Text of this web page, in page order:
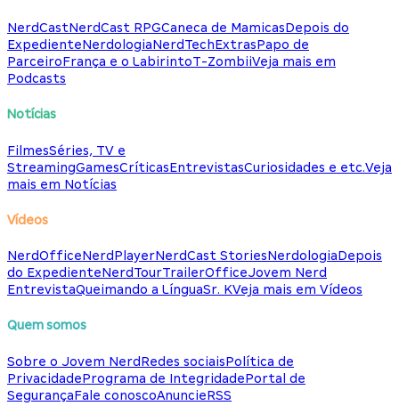
NerdCastNerdCast RPGCaneca de MamicasDepois do
ExpedienteNerdologiaNerdTechExtrasPapo de
ParceiroFrança e o LabirintoT-ZombiiVeja mais em
Podcasts
Notícias
FilmesSéries, TV e
StreamingGamesCríticasEntrevistasCuriosidades e etc.Veja
mais em Notícias
Vídeos
NerdOfficeNerdPlayerNerdCast StoriesNerdologiaDepois
do ExpedienteNerdTourTrailerOfficeJovem Nerd
EntrevistaQueimando a LínguaSr. KVeja mais em Vídeos
Quem somos
Sobre o Jovem NerdRedes sociaisPolítica de
PrivacidadePrograma de IntegridadePortal de
SegurançaFale conoscoAnuncieRSS